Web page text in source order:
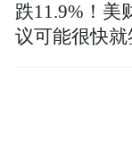
跌11.9%！美
议可能很快就